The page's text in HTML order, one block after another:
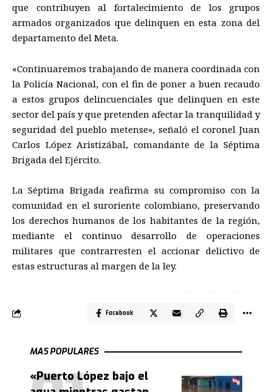
que contribuyen al fortalecimiento de los grupos
armados organizados que delinquen en esta zona del
departamento del Meta.
«Continuaremos trabajando de manera coordinada con
la Policía Nacional, con el fin de poner a buen recaudo
a estos grupos delincuenciales que delinquen en este
sector del país y que pretenden afectar la tranquilidad y
seguridad del pueblo metense», señaló el coronel Juan
Carlos López Aristizábal, comandante de la Séptima
Brigada del Ejército.
La Séptima Brigada reafirma su compromiso con la
comunidad en el suroriente colombiano, preservando
los derechos humanos de los habitantes de la región,
mediante el continuo desarrollo de operaciones
militares que contrarresten el accionar delictivo de
estas estructuras al margen de la ley.
Facebook
MAS POPULARES
«Puerto López bajo el